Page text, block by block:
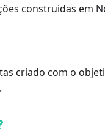
construidas em
criado com o